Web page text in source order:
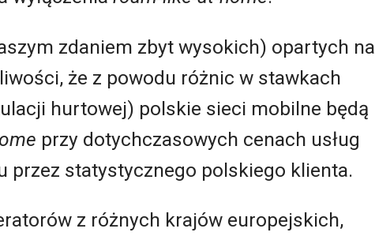
zdaniem zbyt wysokich) opartych na
że z powodu różnic w stawkach
hurtowej) polskie sieci mobilne będą
przy dotychczasowych cenach usług
przez statystycznego polskiego klienta.
z różnych krajów europejskich,